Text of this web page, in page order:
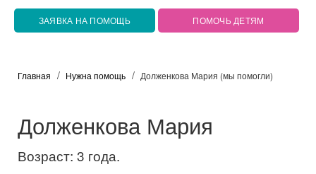
ЗАЯВКА НА ПОМОЩЬ ПОМОЧЬ ДЕТЯМ
Главная Нужна помощь Долженкова Мария (мы помогли)
Долженкова Мария
Возраст: 3 года.